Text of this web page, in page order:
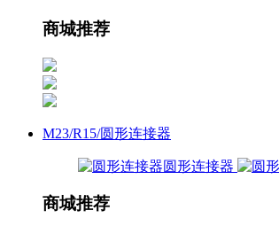
商城推荐
M23/R15/圆形连接器
圆形连接器
商城推荐